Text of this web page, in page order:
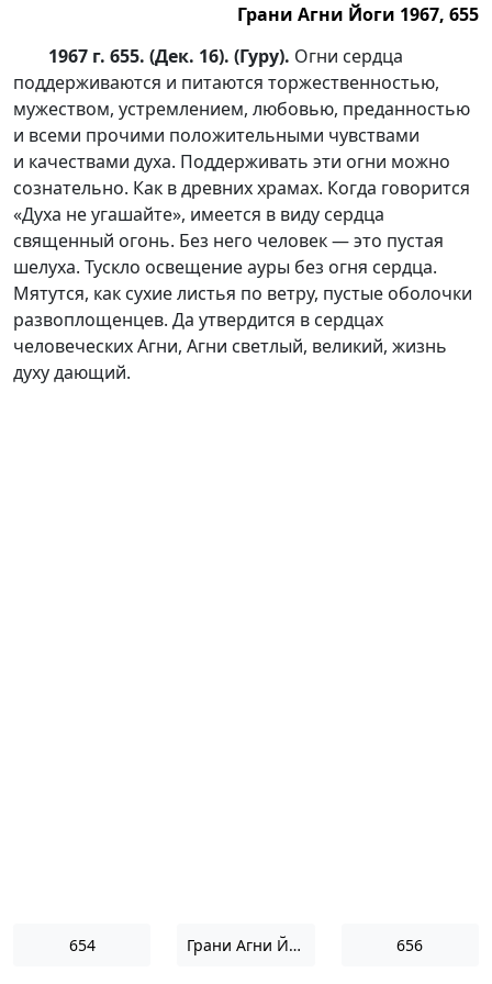
Грани Агни Йоги 1967, 655
1967 г. 655. (Дек. 16). (Гуру). Огни сердца
поддерживаются и питаются торжественностью,
мужеством, устремлением, любовью, преданностью
и всеми прочими положительными чувствами
и качествами духа. Поддерживать эти огни можно
сознательно. Как в древних храмах. Когда говорится
«Духа не угашайте», имеется в виду сердца
священный огонь. Без него человек — это пустая
шелуха. Тускло освещение ауры без огня сердца.
Мятутся, как сухие листья по ветру, пустые оболочки
развоплощенцев. Да утвердится в сердцах
человеческих Агни, Агни светлый, великий, жизнь
духу дающий.
654 Грани Агни Йоги 1967 656